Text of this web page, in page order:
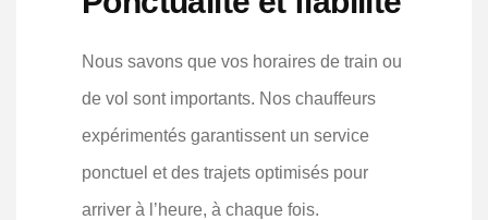
Nous savons que vos horaires de train ou
de vol sont importants. Nos chauffeurs
expérimentés garantissent un service
ponctuel et des trajets optimisés pour
arriver à l’heure, à chaque fois.